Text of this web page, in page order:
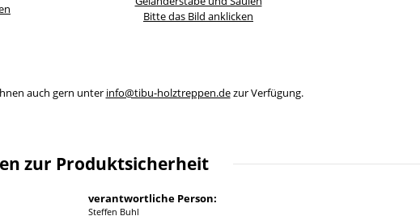
Bitte das Bild anklicken
auch gern unter info@tibu-holztreppen.dezur Verfügung.
zur Produktsicherheit
verantwortliche Person:
Steffen Buhl